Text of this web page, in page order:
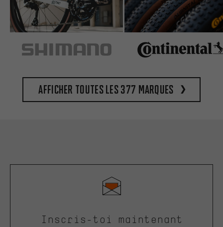
Afficher toutes les 377 marques
Inscris-toi maintenant